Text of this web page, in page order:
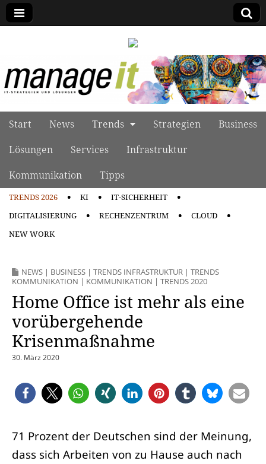
manage it
Main menu
Skip to content
Start News Trends Strategien
Business
Lösungen
Services
Infrastruktur
Kommunikation
Tipps
TRENDS 2026 KI
IT-SICHERHEIT
DIGITALISIERUNG
RECHENZENTRUM
CLOUD
NEW WORK
NEWS | BUSINESS | TRENDS INFRASTRUKTUR | TRENDS
KOMMUNIKATION | KOMMUNIKATION | TRENDS 2020
Home Office ist mehr als eine
vorübergehende
Krisenmaßnahme
30. März 2020
71 Prozent der Deutschen sind der Meinung,
dass sich Arbeiten von zu Hause auch nach